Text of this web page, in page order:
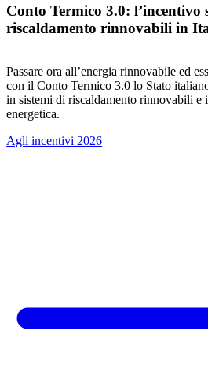
Conto Termico 3.0: l’incentivo
riscaldamento rinnovabili in
Passare ora all’energia rinnovabile ed
con il Conto Termico 3.0 lo Stato
in sistemi di riscaldamento rinnovabili e
energetica.
Agli incentivi 2026